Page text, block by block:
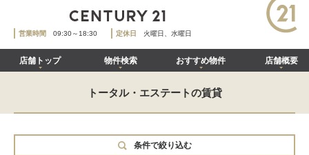
営業時間 09:30～18:30 定休日 火曜日、水曜日
店舗トップ 物件検索 おすすめ物件 店舗概要
トータル・エステートの賃貸
条件で絞り込む